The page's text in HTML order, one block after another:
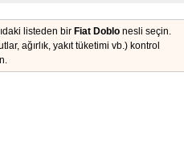
listeden bir Fiat Doblo nesli seçin.
ağırlık, yakıt tüketimi vb.) kontrol